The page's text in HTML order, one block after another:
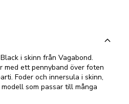
i skinn från Vagabond.
med ett pennyband över foten
Foder och innersula i skinn,
som passar till många